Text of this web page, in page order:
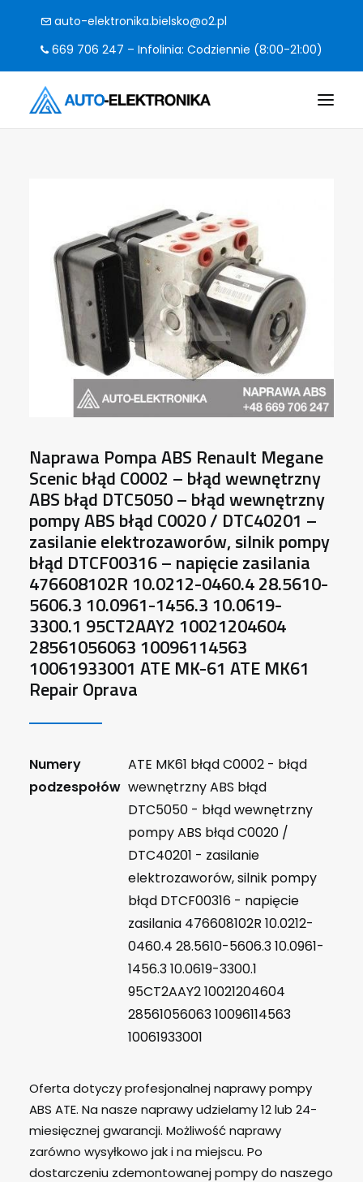
auto-elektronika.bielsko@o2.pl
669 706 247 – Infolinia: Codziennie (8:00-21:00)
CO NAPRAWIAMY?
KODY BŁĘDÓW
KONTAKT
Naprawa Pompa ABS Renault Megane
Scenic błąd C0002 – błąd wewnętrzny
ABS błąd DTC5050 – błąd wewnętrzny
pompy ABS błąd C0020 / DTC40201 –
zasilanie elektrozaworów, silnik pompy
błąd DTCF00316 – napięcie zasilania
476608102R 10.0212-0460.4 28.5610-
5606.3 10.0961-1456.3 10.0619-
3300.1 95CT2AAY2 10021204604
28561056063 10096114563
10061933001 ATE MK-61 ATE MK61
Repair Oprava
Numery
podzespołów
ATE MK61 błąd C0002 - błąd
wewnętrzny ABS błąd
DTC5050 - błąd wewnętrzny
pompy ABS błąd C0020 /
DTC40201 - zasilanie
elektrozaworów, silnik pompy
błąd DTCF00316 - napięcie
zasilania 476608102R 10.0212-
0460.4 28.5610-5606.3 10.0961-
1456.3 10.0619-3300.1
95CT2AAY2 10021204604
28561056063 10096114563
10061933001
Oferta dotyczy profesjonalnej naprawy pompy
ABS ATE. Na nasze naprawy udzielamy 12 lub 24-
miesięcznej gwarancji. Możliwość naprawy
zarówno wysyłkowo jak i na miejscu. Po
dostarczeniu zdemontowanej pompy do naszego